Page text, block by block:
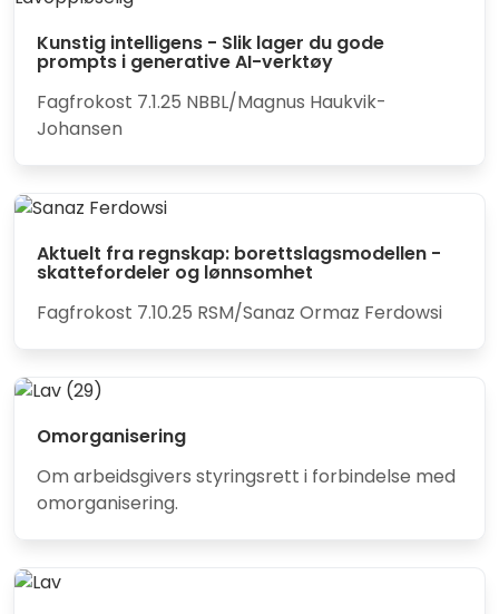
Kunstig intelligens - Slik lager du gode
prompts i generative AI-verktøy
Fagfrokost 7.1.25 NBBL/Magnus Haukvik-
Johansen
Aktuelt fra regnskap: borettslagsmodellen -
skattefordeler og lønnsomhet
Fagfrokost 7.10.25 RSM/Sanaz Ormaz Ferdowsi
Omorganisering
Om arbeidsgivers styringsrett i forbindelse med
omorganisering.